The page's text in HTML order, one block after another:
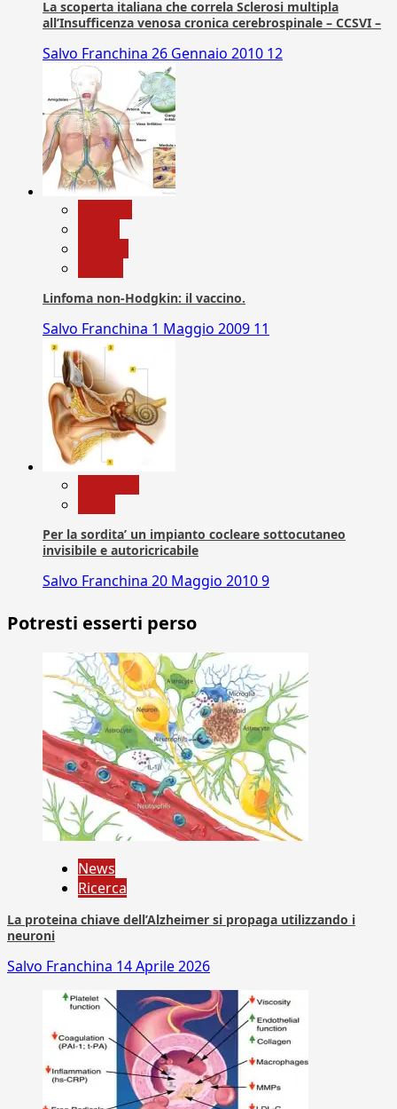
La scoperta italiana che correla Sclerosi multipla
all’Insufficenza venosa cronica cerebrospinale – CCSVI –
Salvo Franchina 26 Gennaio 2010 12
Linfoma non-Hodgkin: il vaccino.
Salvo Franchina 1 Maggio 2009 11
Per la sordita’ un impianto cocleare sottocutaneo
invisibile e autoricricabile
Salvo Franchina 20 Maggio 20109
Potresti esserti perso
News
Ricerca
La proteina chiave dell’Alzheimer si propaga utilizzando i
neuroni
Salvo Franchina 14 Aprile 2026